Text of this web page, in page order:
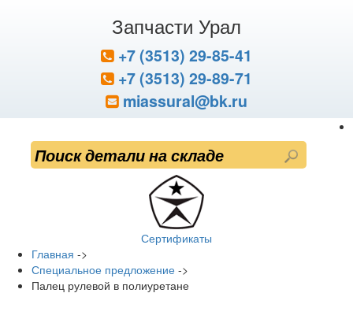
Запчасти Урал
+7 (3513) 29-85-41
+7 (3513) 29-89-71
miassural@bk.ru
Сертификаты
Главная ->
Специальное предложение ->
Палец рулевой в полиуретане